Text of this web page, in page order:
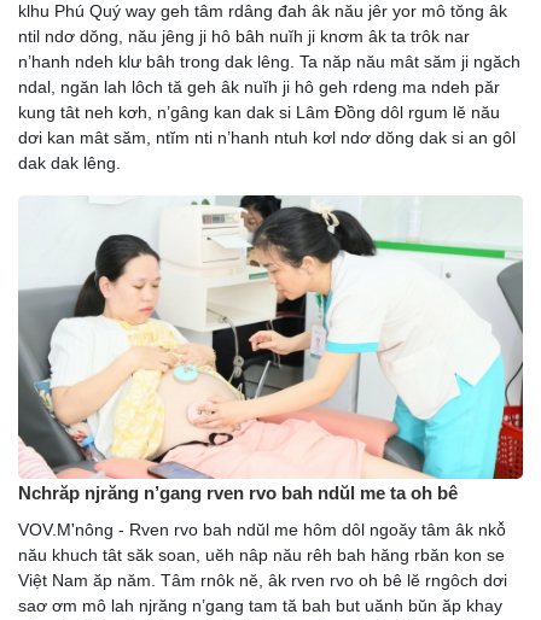
klhu Phú Quý way geh tâm rdâng đah âk nău jêr yor mô tŏng âk
ntil ndơ dŏng, nău jêng ji hô bâh nuĭh ji knơm âk ta trôk nar
n’hanh ndeh klư bâh trong dak lêng. Ta năp nău mât săm ji ngăch
ndal, ngăn lah lôch tă geh âk nuĭh ji hô geh rdeng ma ndeh păr
kung tât neh kơh, n’gâng kan dak si Lâm Đồng dôl rgum lĕ nău
dơi kan mât săm, ntĭm nti n’hanh ntuh kơl ndơ dŏng dak si an gôl
dak dak lêng.
Nchrăp njrăng n’gang rven rvo bah ndŭl me ta oh bê
VOV.M'nông - Rven rvo bah ndŭl me hôm dôl ngoăy tâm âk nkô̆
nău khuch tât săk soan, uĕh nâp nău rêh bah hăng rbăn kon se
Việt Nam ăp năm. Tâm rnôk nĕ, âk rven rvo oh bê lĕ rngôch dơi
saơ ơm mô lah njrăng n’gang tam tă bah but uănh bŭn ăp khay